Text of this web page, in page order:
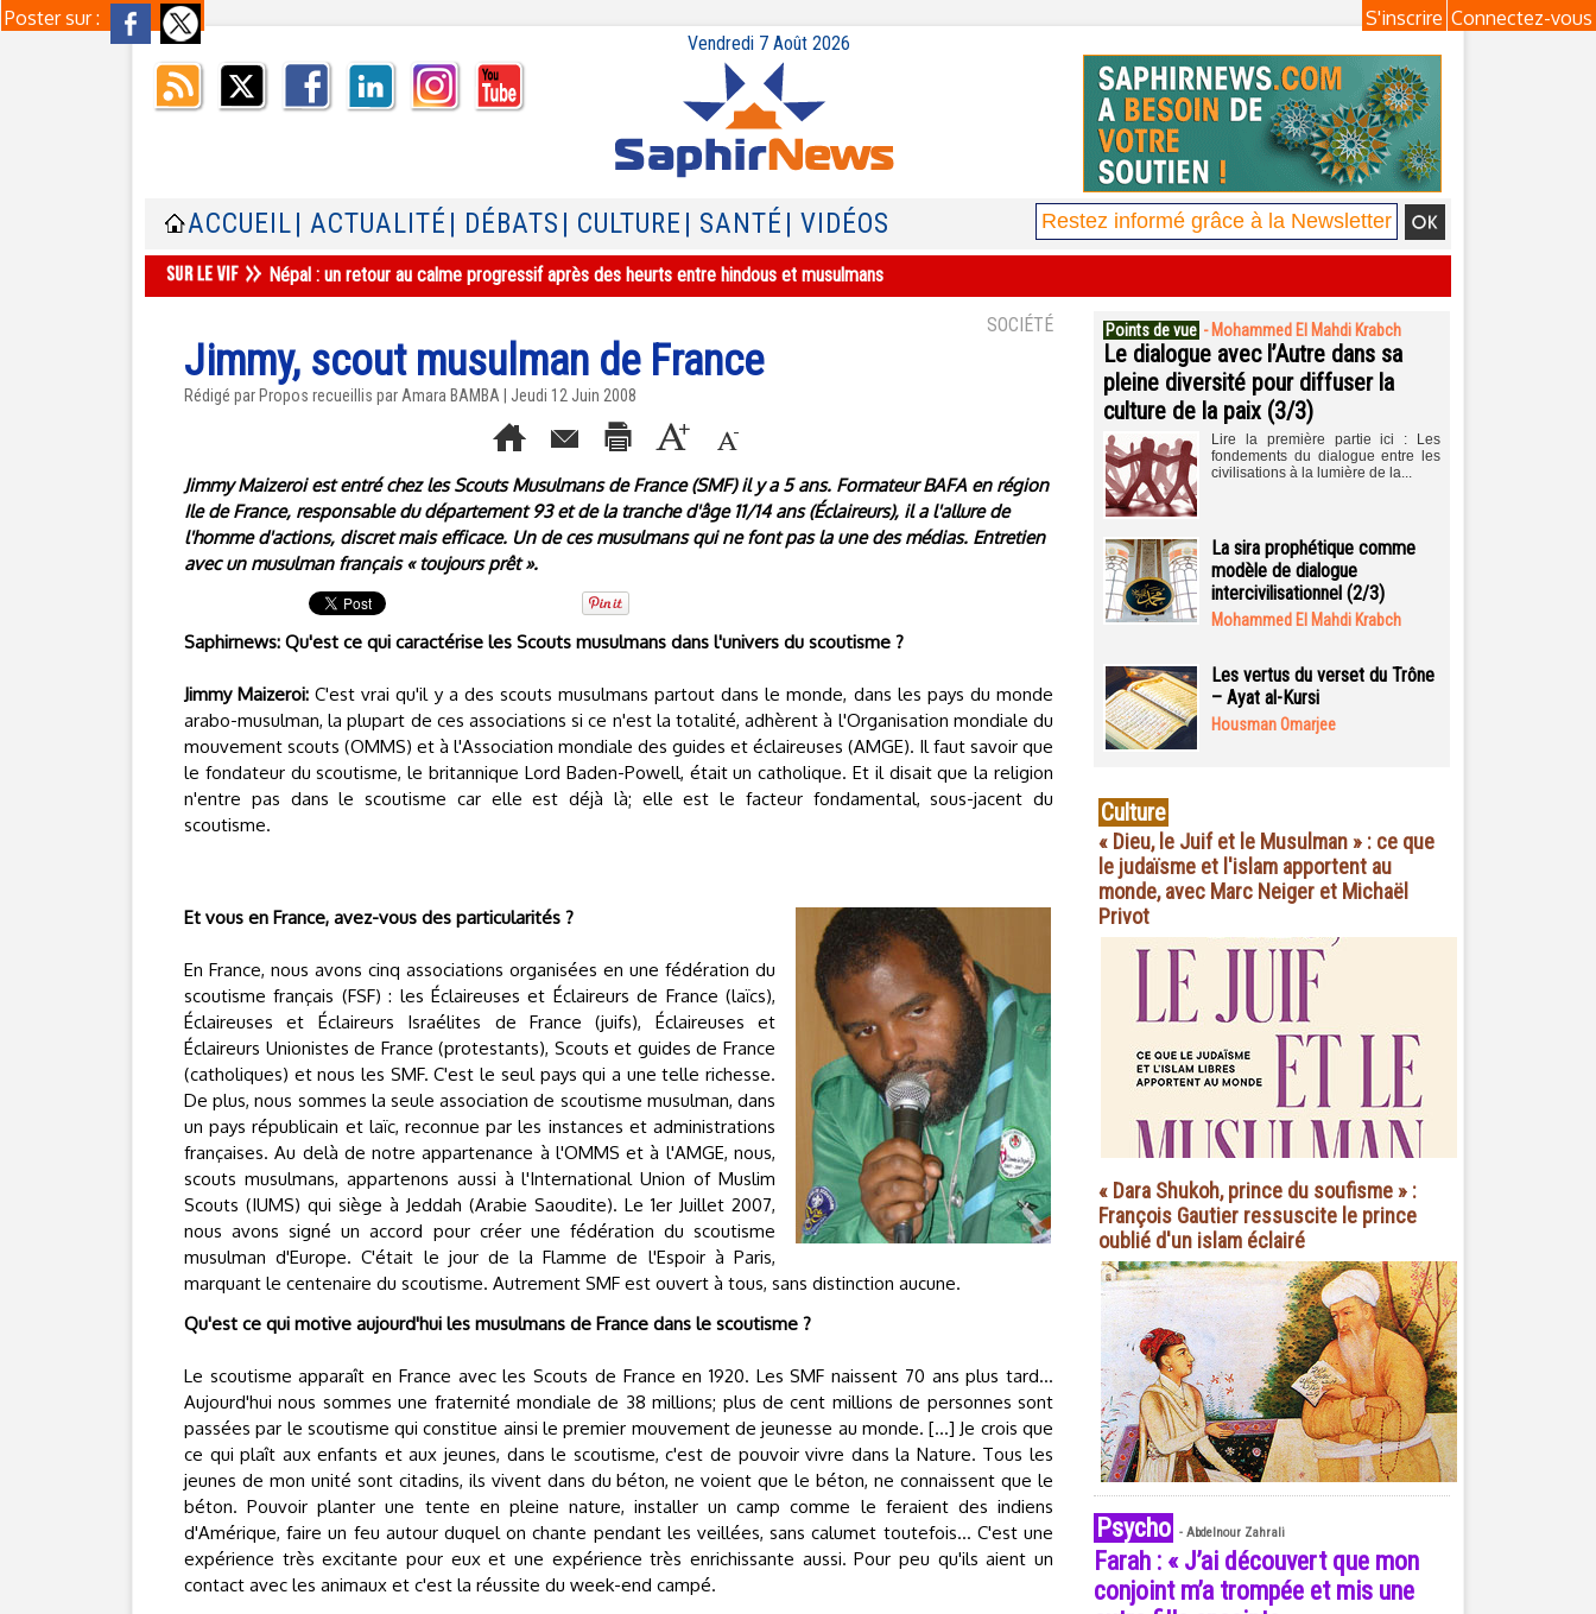
Poster sur : Connectez-vous
S'inscrire
Vendredi 7 Août 2026
ACCUEIL | ACTUALITÉ | DÉBATS | CULTURE | SANTÉ | VIDÉOS
Népal : un retour au calme progressif après des heurts entre hindous et musulmans
SOCIÉTÉ
Jimmy, scout musulman de France
Rédigé par Propos recueillis par Amara BAMBA | Jeudi 12 Juin 2008
Jimmy Maizeroi est entré chez les Scouts Musulmans de France (SMF) il y a 5 ans. Formateur BAFA en région
Ile de France, responsable du département 93 et de la tranche d'âge 11/14 ans (Éclaireurs), il a l'allure de
l'homme d'actions, discret mais efficace. Un de ces musulmans qui ne font pas la une des médias. Entretien
avec un musulman français « toujours prêt ».
Saphirnews: Qu'est ce qui caractérise les Scouts musulmans dans l'univers du scoutisme ?
Jimmy Maizeroi: C'est vrai qu'il y a des scouts musulmans partout dans le monde, dans les pays du monde
arabo-musulman, la plupart de ces associations si ce n'est la totalité, adhèrent à l'Organisation mondiale du
mouvement scouts (OMMS) et à l'Association mondiale des guides et éclaireuses (AMGE). Il faut savoir que
le fondateur du scoutisme, le britannique Lord Baden-Powell, était un catholique. Et il disait que la religion
n'entre pas dans le scoutisme car elle est déjà là; elle est le facteur fondamental, sous-jacent du
scoutisme.
Et vous en France, avez-vous des particularités ?
En France, nous avons cinq associations organisées en une fédération du
scoutisme français (FSF) : les Éclaireuses et Éclaireurs de France (laïcs),
Éclaireuses et Éclaireurs Israélites de France (juifs), Éclaireuses et
Éclaireurs Unionistes de France (protestants), Scouts et guides de France
(catholiques) et nous les SMF. C'est le seul pays qui a une telle richesse.
De plus, nous sommes la seule association de scoutisme musulman, dans
un pays républicain et laïc, reconnue par les instances et administrations
françaises. Au delà de notre appartenance à l'OMMS et à l'AMGE, nous,
scouts musulmans, appartenons aussi à l'International Union of Muslim
Scouts (IUMS) qui siège à Jeddah (Arabie Saoudite). Le 1er Juillet 2007,
nous avons signé un accord pour créer une fédération du scoutisme
musulman d'Europe. C'était le jour de la Flamme de l'Espoir à Paris,
marquant le centenaire du scoutisme. Autrement SMF est ouvert à tous, sans distinction aucune.
Qu'est ce qui motive aujourd'hui les musulmans de France dans le scoutisme ?
Le scoutisme apparaît en France avec les Scouts de France en 1920. Les SMF naissent 70 ans plus tard...
Aujourd'hui nous sommes une fraternité mondiale de 38 millions; plus de cent millions de personnes sont
passées par le scoutisme qui constitue ainsi le premier mouvement de jeunesse au monde. [...] Je crois que
ce qui plaît aux enfants et aux jeunes, dans le scoutisme, c'est de pouvoir vivre dans la Nature. Tous les
jeunes de mon unité sont citadins, ils vivent dans du béton, ne voient que le béton, ne connaissent que le
béton. Pouvoir planter une tente en pleine nature, installer un camp comme le feraient des indiens
d'Amérique, faire un feu autour duquel on chante pendant les veillées, sans calumet toutefois... C'est une
expérience très excitante pour eux et une expérience très enrichissante aussi. Pour peu qu'ils aient un
contact avec les animaux et c'est la réussite du week-end campé.
Points de vue - Mohammed El Mahdi Krabch
Le dialogue avec l’Autre dans sa
pleine diversité pour diffuser la
culture de la paix (3/3)
Lire la première partie ici : Les
fondements du dialogue entre les
civilisations à la lumière de la...
La sira prophétique comme
modèle de dialogue
intercivilisationnel (2/3)
Mohammed El Mahdi Krabch
Les vertus du verset du Trône
– Ayat al-Kursi
Housman Omarjee
Culture
« Dieu, le Juif et le Musulman » : ce que
le judaïsme et l'islam apportent au
monde, avec Marc Neiger et Michaël
Privot
« Dara Shukoh, prince du soufisme » :
François Gautier ressuscite le prince
oublié d'un islam éclairé
Psycho - Abdelnour Zahrali
Farah : « J’ai découvert que mon
conjoint m’a trompée et mis une